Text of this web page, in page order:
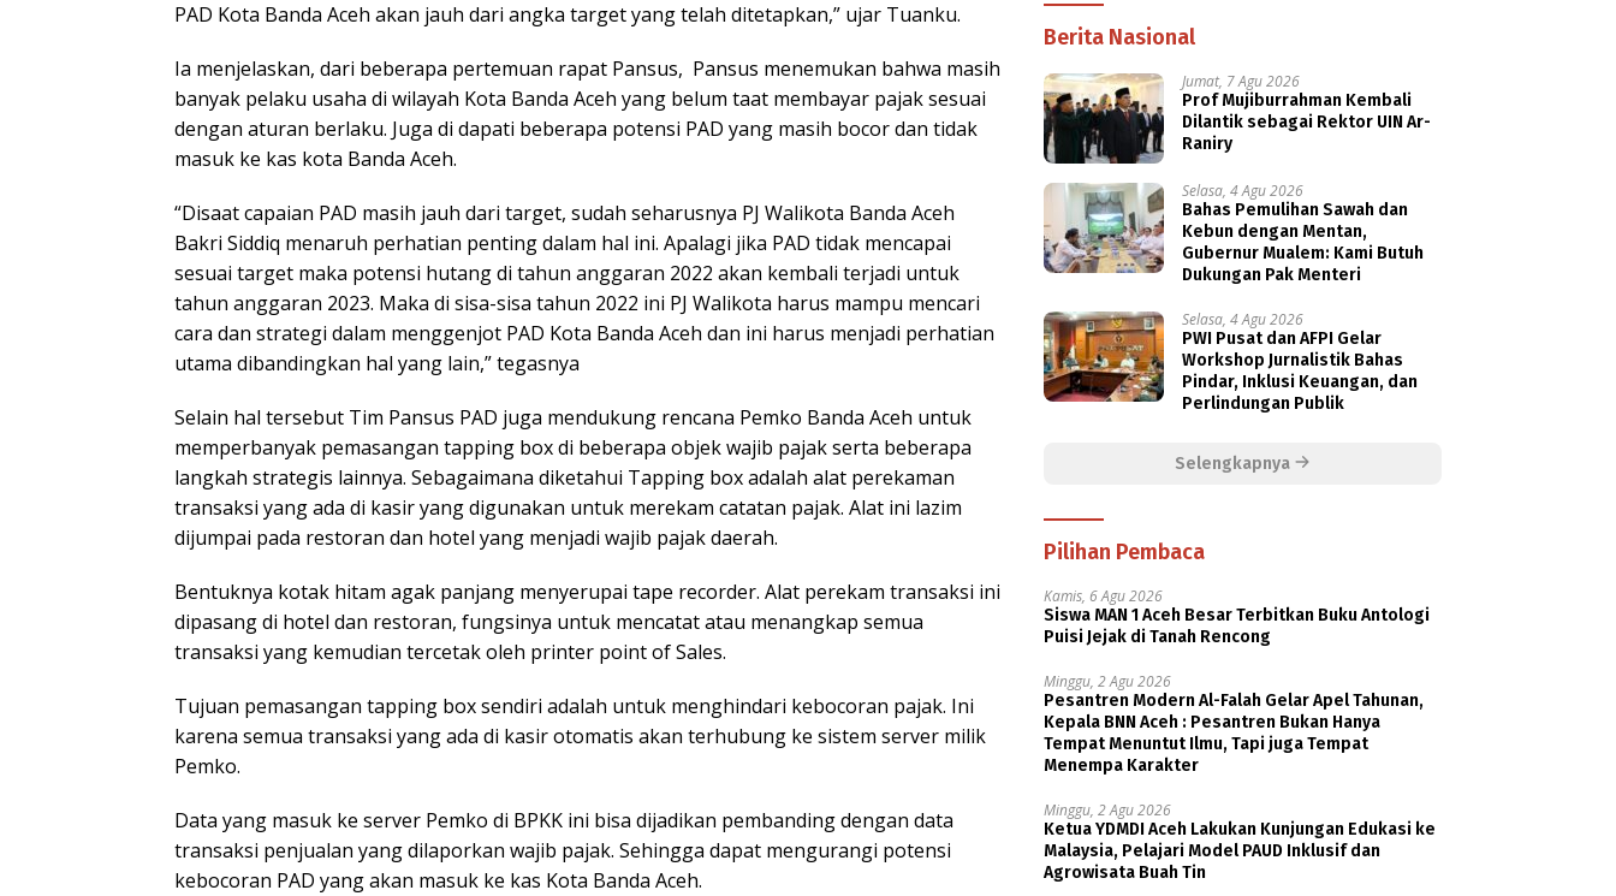
PAD Kota Banda Aceh akan jauh dari angka target yang telah ditetapkan,” ujar Tuanku.
Ia menjelaskan, dari beberapa pertemuan rapat Pansus, Pansus menemukan bahwa masih
banyak pelaku usaha di wilayah Kota Banda Aceh yang belum taat membayar pajak sesuai
dengan aturan berlaku. Juga di dapati beberapa potensi PAD yang masih bocor dan tidak
masuk ke kas kota Banda Aceh.
“Disaat capaian PAD masih jauh dari target, sudah seharusnya PJ Walikota Banda Aceh
Bakri Siddiq menaruh perhatian penting dalam hal ini. Apalagi jika PAD tidak mencapai
sesuai target maka potensi hutang di tahun anggaran 2022 akan kembali terjadi untuk
tahun anggaran 2023. Maka di sisa-sisa tahun 2022 ini PJ Walikota harus mampu mencari
cara dan strategi dalam menggenjot PAD Kota Banda Aceh dan ini harus menjadi perhatian
utama dibandingkan hal yang lain,” tegasnya
Selain hal tersebut Tim Pansus PAD juga mendukung rencana Pemko Banda Aceh untuk
memperbanyak pemasangan tapping box di beberapa objek wajib pajak serta beberapa
langkah strategis lainnya. Sebagaimana diketahui Tapping box adalah alat perekaman
transaksi yang ada di kasir yang digunakan untuk merekam catatan pajak. Alat ini lazim
dijumpai pada restoran dan hotel yang menjadi wajib pajak daerah.
Bentuknya kotak hitam agak panjang menyerupai tape recorder. Alat perekam transaksi ini
dipasang di hotel dan restoran, fungsinya untuk mencatat atau menangkap semua
transaksi yang kemudian tercetak oleh printer point of Sales.
Tujuan pemasangan tapping box sendiri adalah untuk menghindari kebocoran pajak. Ini
karena semua transaksi yang ada di kasir otomatis akan terhubung ke sistem server milik
Pemko.
Data yang masuk ke server Pemko di BPKK ini bisa dijadikan pembanding dengan data
transaksi penjualan yang dilaporkan wajib pajak. Sehingga dapat mengurangi potensi
kebocoran PAD yang akan masuk ke kas Kota Banda Aceh.
Berita Nasional
Jumat, 7 Agu 2026
Prof Mujiburrahman Kembali
Dilantik sebagai Rektor UIN Ar-
Raniry
Selasa, 4 Agu 2026
Bahas Pemulihan Sawah dan
Kebun dengan Mentan,
Gubernur Mualem: Kami Butuh
Dukungan Pak Menteri
Selasa, 4 Agu 2026
PWI Pusat dan AFPI Gelar
Workshop Jurnalistik Bahas
Pindar, Inklusi Keuangan, dan
Perlindungan Publik
Selengkapnya
Pilihan Pembaca
Kamis, 6 Agu 2026
Siswa MAN 1 Aceh Besar Terbitkan Buku Antologi
Puisi Jejak di Tanah Rencong
Minggu, 2 Agu 2026
Pesantren Modern Al-Falah Gelar Apel Tahunan,
Kepala BNN Aceh : Pesantren Bukan Hanya
Tempat Menuntut Ilmu, Tapi juga Tempat
Menempa Karakter
Minggu, 2 Agu 2026
Ketua YDMDI Aceh Lakukan Kunjungan Edukasi ke
Malaysia, Pelajari Model PAUD Inklusif dan
Agrowisata Buah Tin